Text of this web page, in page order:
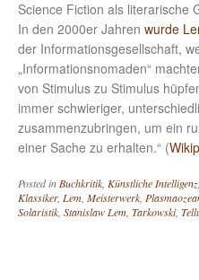
Science Fiction als literarische
In den 2000er Jahren wurde
der Informationsgesellschaft,
„Informationsnomaden“
von Stimulus zu Stimulus
immer schwieriger,
zusammenzubringen, um ein
einer Sache zu erhalten.“ (
Posted in Buchkritik Künstliche Intelligenz
Klassiker, Lem Meisterwerk
Solaristik Stanislaw Lem Tarkowski,